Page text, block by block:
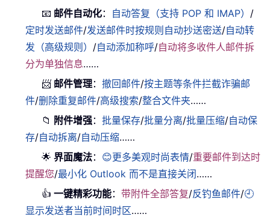
📧 邮件自动化： 自动答复（支持 POP 和 IMAP） /
定时发送邮件/发送邮件时按规则自动抄送密送/自动转
发（高级规则） /自动添加称呼/自动将多收件人邮件拆
分为单独信息……
📨 邮件管理：撤回邮件/按主题等条件拦截诈骗邮
件/删除重复邮件/高级搜索/整合文件夹……
📁 附件增强：批量保存/批量分离/批量压缩/自动保
存/自动拆离/自动压缩……
🌟 界面魔法： 😊更多美观时尚表情/重要邮件到达时
提醒您/最小化 Outlook 而不是直接关闭……
👍 一键精彩功能：带附件全部答复/反钓鱼邮件/🕘
显示发送者当前时间时区……